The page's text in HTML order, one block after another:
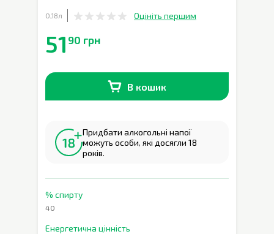
0,18л Оцініть першим
51 90 грн
В кошик
Придбати алкогольні напої
можуть особи, які досягли 18
років.
% спирту
40
Енергетична цінність